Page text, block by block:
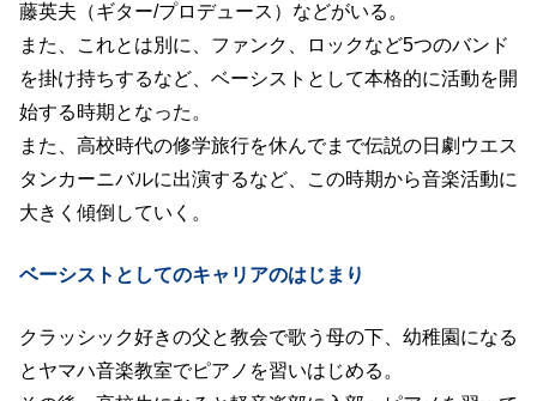
藤英夫（ギター/プロデュース）などがいる。
また、これとは別に、ファンク、ロックなど5つのバンド
を掛け持ちするなど、ベーシストとして本格的に活動を開
始する時期となった。
また、高校時代の修学旅行を休んでまで伝説の日劇ウエス
タンカーニバルに出演するなど、この時期から音楽活動に
大きく傾倒していく。
ベーシストとしてのキャリアのはじまり
クラッシック好きの父と教会で歌う母の下、幼稚園になる
とヤマハ音楽教室でピアノを習いはじめる。